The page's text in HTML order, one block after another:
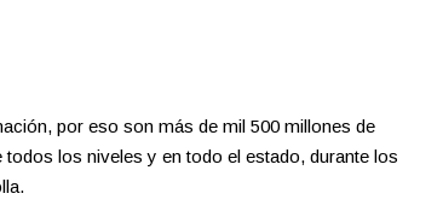
por eso son más de mil 500 millones de
los niveles y en todo el estado, durante los